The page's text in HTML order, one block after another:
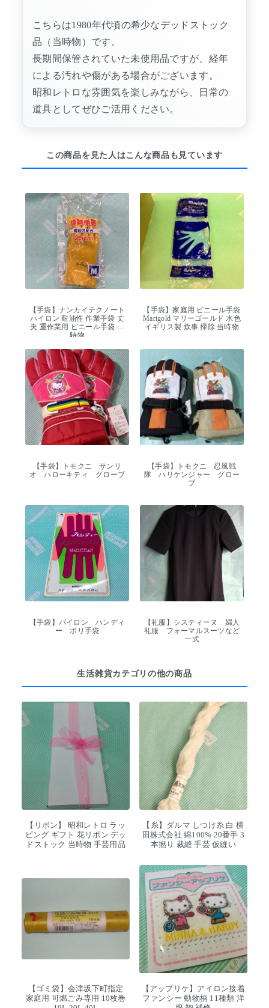
こちらは1980年代頃の希少なデッドストック
品（当時物）です。
長期間保管されていた未使用品ですが、経年
による汚れや傷がある場合がございます。
昭和レトロな雰囲気を楽しみながら、日常の
道具としてぜひご活用ください。
この商品を見た人はこんな商品も見ています
【手袋】ナンカイテクノート
ハイロン 耐油性 作業手袋 丈
夫 重作業用 ビニール手袋 当
時物
【手袋】家庭用 ビニール手袋
Marigold マリーゴールド 水色
イギリス製 炊事 掃除 当時物
【手袋】トモクニ サンリ
オ ハローキティ グローブ
【手袋】トモクニ 忍風戦
隊 ハリケンジャー グロー
ブ
【手袋】パイロン ハンディ
ー ポリ手袋
【礼服】システィーヌ 婦人
礼服 フォーマルスーツなど
一式
生活雑貨カテゴリの他の商品
【リボン】 昭和レトロ ラッ
ピング ギフト 花リボン デッ
ドストック 当時物 手芸用品
【糸】ダルマ しつけ糸 白 横
田株式会社 綿100% 20番手 3
本撚り 裁縫 手芸 仮縫い
【ゴミ袋】会津坂下町指定
家庭用 可燃ごみ専用 10枚巻
【アップリケ】アイロン接着
ファンシー 動物柄 11種類 洋